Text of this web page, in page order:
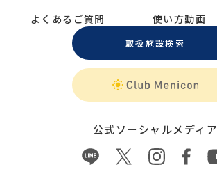
よくあるご質問 使い方動画
取扱施設検索
公式ソーシャルメディア